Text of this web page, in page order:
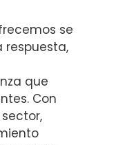
se
respuesta,
que
Con